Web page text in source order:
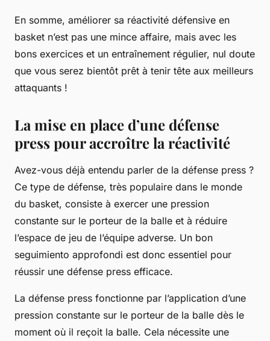
En somme, améliorer sa réactivité défensive en
basket n’est pas une mince affaire, mais avec les
bons exercices et un entraînement régulier, nul doute
que vous serez bientôt prêt à tenir tête aux meilleurs
attaquants !
La mise en place d’une défense
press pour accroître la réactivité
Avez-vous déjà entendu parler de la défense press ?
Ce type de défense, très populaire dans le monde
du basket, consiste à exercer une pression
constante sur le porteur de la balle et à réduire
l’espace de jeu de l’équipe adverse. Un bon
seguimiento approfondi est donc essentiel pour
réussir une défense press efficace.
La défense press fonctionne par l’application d’une
pression constante sur le porteur de la balle dès le
moment où il reçoit la balle. Cela nécessite une